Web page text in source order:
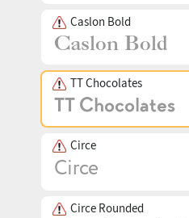
Caslon Bold
TT Chocolates
Circe
Circe Rounded